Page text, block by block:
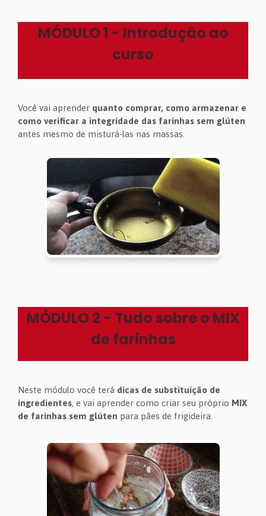
MÓDULO 1 - Introdução ao
curso
Você vai aprender quanto comprar, como armazenar e
como verificar a integridade das farinhas sem glúten
antes mesmo de misturá-las nas massas.
MÓDULO 2 - Tudo sobre o MIX
de farinhas
Neste módulo você terá dicas de substituição de
ingredientes, e vai aprender como criar seu próprio MIX
de farinhas sem glúten para pães de frigideira.